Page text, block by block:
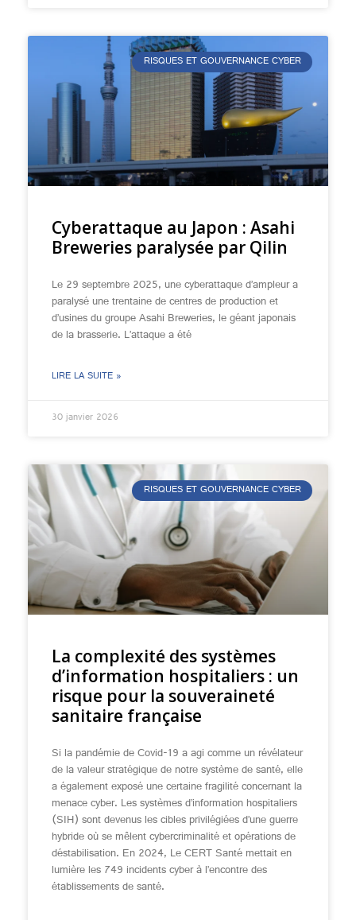
RISQUES ET GOUVERNANCE CYBER
Cyberattaque au Japon : Asahi
Breweries paralysée par Qilin
Le 29 septembre 2025, une cyberattaque d’ampleur a
paralysé une trentaine de centres de production et
d’usines du groupe Asahi Breweries, le géant japonais
de la brasserie. L’attaque a été
LIRE LA SUITE »
30 janvier 2026
RISQUES ET GOUVERNANCE CYBER
La complexité des systèmes
d’information hospitaliers : un
risque pour la souveraineté
sanitaire française
Si la pandémie de Covid-19 a agi comme un révélateur
de la valeur stratégique de notre système de santé, elle
a également exposé une certaine fragilité concernant la
menace cyber. Les systèmes d’information hospitaliers
(SIH) sont devenus les cibles privilégiées d’une guerre
hybride où se mêlent cybercriminalité et opérations de
déstabilisation. En 2024, Le CERT Santé mettait en
lumière les 749 incidents cyber à l’encontre des
établissements de santé.